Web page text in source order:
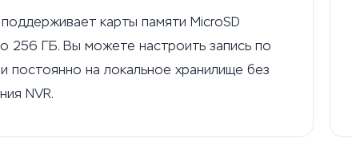
карты памяти MicroSD
256 ГБ. Вы можете настроить запись по
постоянно на локальное хранилище без
NVR.